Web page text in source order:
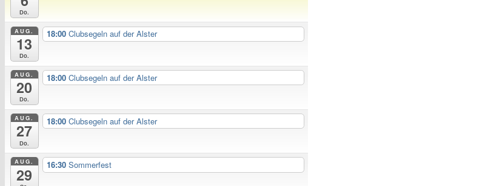
Do.
AUG.
13
Do.
18:00 Clubsegeln auf der Alster
AUG.
20
Do.
18:00 Clubsegeln auf der Alster
AUG.
27
Do.
18:00 Clubsegeln auf der Alster
AUG.
29
16:30 Sommerfest